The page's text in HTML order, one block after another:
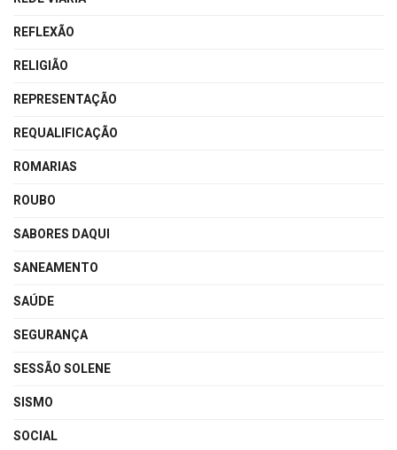
REFLEXÃO
RELIGIÃO
REPRESENTAÇÃO
REQUALIFICAÇÃO
ROMARIAS
ROUBO
SABORES DAQUI
SANEAMENTO
SAÚDE
SEGURANÇA
SESSÃO SOLENE
SISMO
SOCIAL